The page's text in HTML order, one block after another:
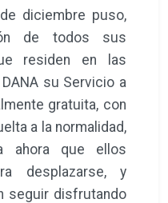
diciembre puso,
de todos sus
residen en las
su Servicio a
gratuita, con
a la normalidad,
ahora que ellos
desplazarse, y
seguir disfrutando